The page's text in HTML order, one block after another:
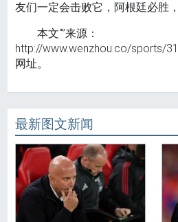
友们一定会击败它，阿根廷必胜
本文“”来源：
http://www.wenzhou.co/sports/
网址。
最新图文新闻